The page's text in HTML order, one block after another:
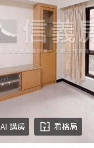
AI 講房 看格局